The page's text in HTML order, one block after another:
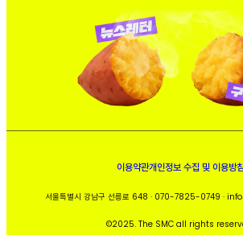
이용약관개인정보 수집 및 이용방
서울특별시 강남구 선릉로 648 · 070-7825-0749 ·
©2025. The SMC all rights